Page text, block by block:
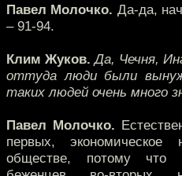
Павел Молочко. Да-да,
– 91-94.
Клим Жуков. Да, Чечня,
оттуда люди были
таких людей очень много
Павел Молочко.
первых, экономическое
обществе, потому что